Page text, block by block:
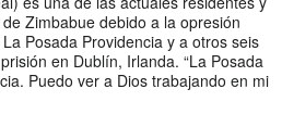
Zimbabue debido a la opresión
Posada Providencia y a otros seis
en Dublín, Irlanda. “La Posada
Puedo ver a Dios trabajando en mi